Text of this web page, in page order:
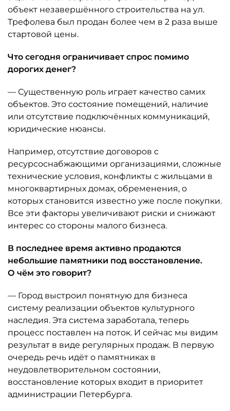
объект незавершённого строительства на ул.
Трефолева был продан более чем в 2 раза выше
стартовой цены.
Что сегодня ограничивает спрос помимо
дорогих денег?
— Существенную роль играет качество самих
объектов. Это состояние помещений, наличие
или отсутствие подключённых коммуникаций,
юридические нюансы.
Например, отсутствие договоров с
ресурсоснабжающими организациями, сложные
технические условия, конфликты с жильцами в
многоквартирных домах, обременения, о
которых становится известно уже после покупки.
Все эти факторы увеличивают риски и снижают
интерес со стороны малого бизнеса.
В последнее время активно продаются
небольшие памятники под восстановление.
О чём это говорит?
— Город выстроил понятную для бизнеса
систему реализации объектов культурного
наследия. Эта система заработала, теперь
процесс поставлен на поток. И сейчас мы видим
результат в виде регулярных продаж. В первую
очередь речь идёт о памятниках в
неудовлетворительном состоянии,
восстановление которых входит в приоритет
администрации Петербурга.